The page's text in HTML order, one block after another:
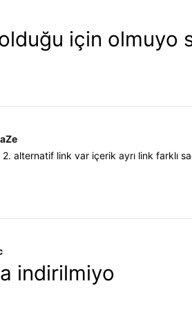
için olmuyo
2. alternatif link var içerik ayrı link farklı
indirilmiyo